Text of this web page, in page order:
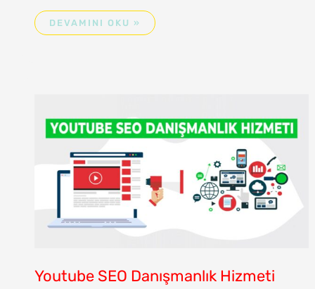
DEVAMINI OKU »
Youtube SEO Danışmanlık Hizmeti